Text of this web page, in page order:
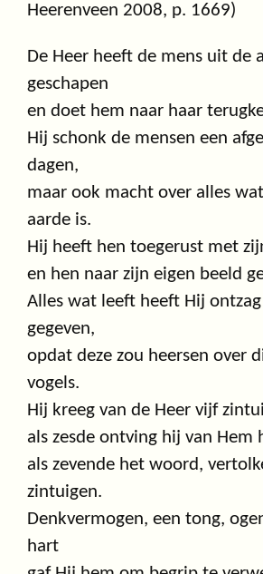
Heerenveen 2008, p. 1669)
De Heer heeft de mens uit de
geschapen
en doet hem naar haar
Hij schonk de mensen een
dagen,
maar ook macht over alles
aarde is.
Hij heeft hen toegerust met
en hen naar zijn eigen beeld
Alles wat leeft heeft Hij
gegeven,
opdat deze zou heersen over
vogels.
Hij kreeg van de Heer vijf
als zesde ontving hij van Hem
als zevende het woord,
zintuigen.
Denkvermogen, een tong,
hart